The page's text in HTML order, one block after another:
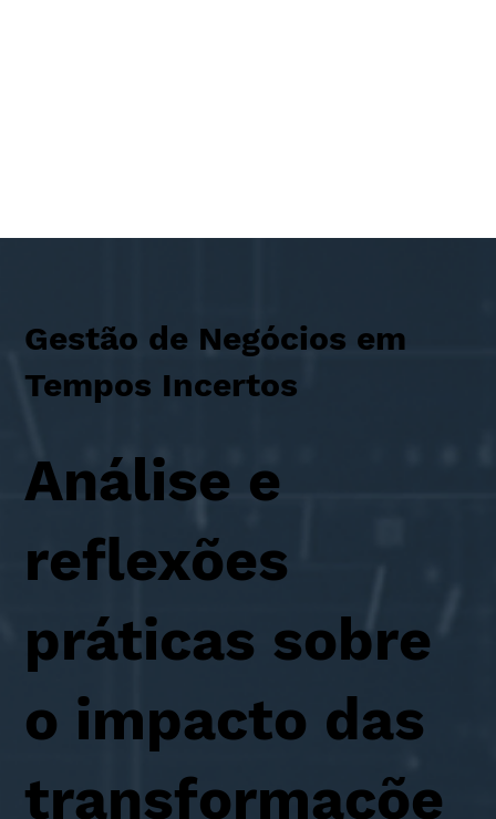
Gestão de Negócios em
Tempos Incertos
Análise e
reflexões
práticas sobre
o impacto das
transformaçõe